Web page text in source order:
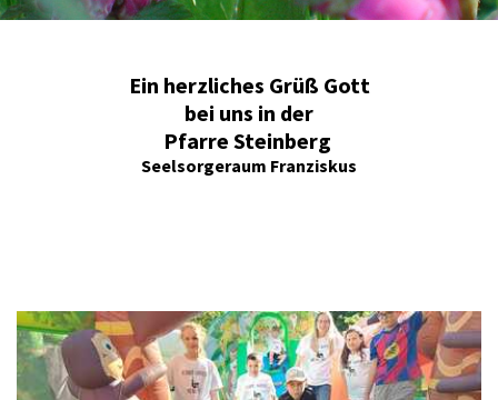
Ein herzliches Grüß Gott
bei uns in der
Pfarre Steinberg
Seelsorgeraum Franziskus